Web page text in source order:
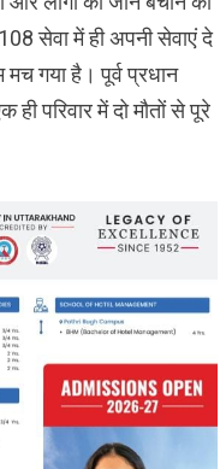
सेवा में ही अपनी सेवाएं दे
गया है। पूर्व प्रधान
परिवार में दो मौतों से पूरे